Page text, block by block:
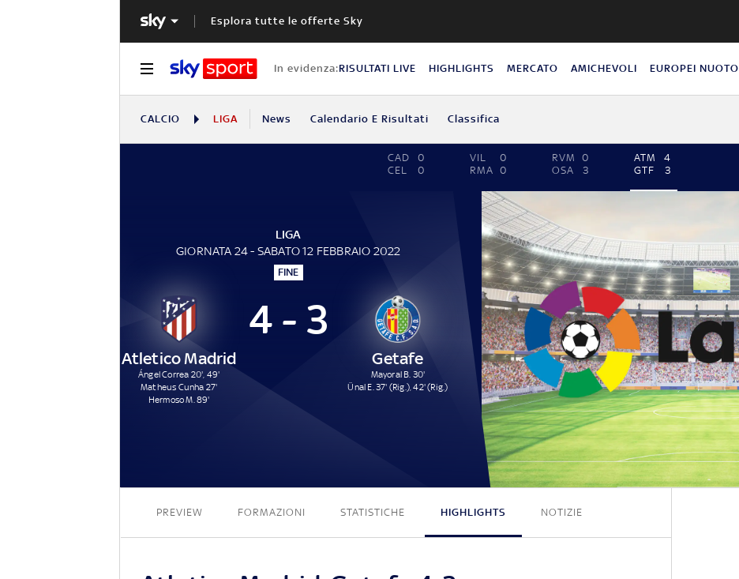
Esplora tutte le offerte Sky
In evidenza:RISULTATI LIVE HIGHLIGHTS MERCATO AMICHEVOLI EUROPEI NUOTO
CALCIO LIGA News Calendario E Risultati Classifica
CAD
0
CEL
0
VIL
0
RMA 0
RVM
0
OSA
3
ATM
4
GTF
3
LIGA
GIORNATA 24 - SABATO 12 FEBBRAIO 2022
FINE
Atletico Madrid
Ángel Correa 20', 49'
Matheus Cunha 27'
Hermoso M. 89'
4 - 3
Getafe
Mayoral B. 30'
Ünal E. 37' (Rig.), 42' (Rig.)
4 - 3
PREVIEW FORMAZIONI STATISTICHE HIGHLIGHTS NOTIZIE